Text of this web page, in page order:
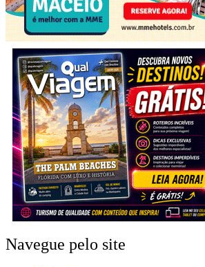
Navegue pelo site